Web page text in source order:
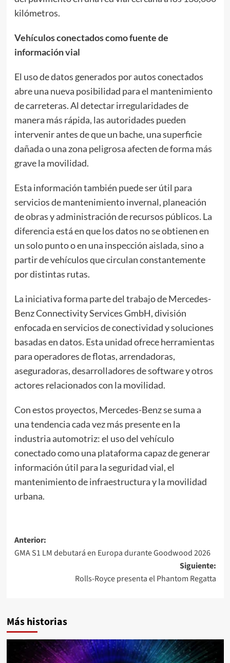
kilómetros.
Vehículos conectados como fuente de
información vial
El uso de datos generados por autos conectados
abre una nueva posibilidad para el mantenimiento
de carreteras. Al detectar irregularidades de
manera más rápida, las autoridades pueden
intervenir antes de que un bache, una superficie
dañada o una zona peligrosa afecten de forma más
grave la movilidad.
Esta información también puede ser útil para
servicios de mantenimiento invernal, planeación
de obras y administración de recursos públicos. La
diferencia está en que los datos no se obtienen en
un solo punto o en una inspección aislada, sino a
partir de vehículos que circulan constantemente
por distintas rutas.
La iniciativa forma parte del trabajo de Mercedes-
Benz Connectivity Services GmbH, división
enfocada en servicios de conectividad y soluciones
basadas en datos. Esta unidad ofrece herramientas
para operadores de flotas, arrendadoras,
aseguradoras, desarrolladores de software y otros
actores relacionados con la movilidad.
Con estos proyectos, Mercedes-Benz se suma a
una tendencia cada vez más presente en la
industria automotriz: el uso del vehículo
conectado como una plataforma capaz de generar
información útil para la seguridad vial, el
mantenimiento de infraestructura y la movilidad
urbana.
Navegación
de
Anterior:
GMA S1 LM debutará en Europa durante Goodwood 2026
Siguiente:
Rolls-Royce presenta el Phantom Regatta
Más historias